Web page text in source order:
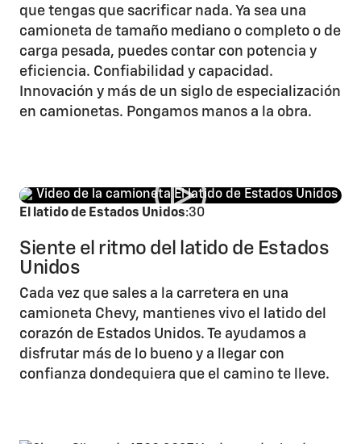
que tengas que sacrificar nada. Ya sea una
camioneta de tamaño mediano o completo o de
carga pesada, puedes contar con potencia y
eficiencia. Confiabilidad y capacidad.
Innovación y más de un siglo de especialización
en camionetas. Pongamos manos a la obra.
El latido de Estados Unidos:30
Siente el ritmo del latido de Estados
Unidos
Cada vez que sales a la carretera en una
camioneta Chevy, mantienes vivo el latido del
corazón de Estados Unidos. Te ayudamos a
disfrutar más de lo bueno y a llegar con
confianza dondequiera que el camino te lleve.